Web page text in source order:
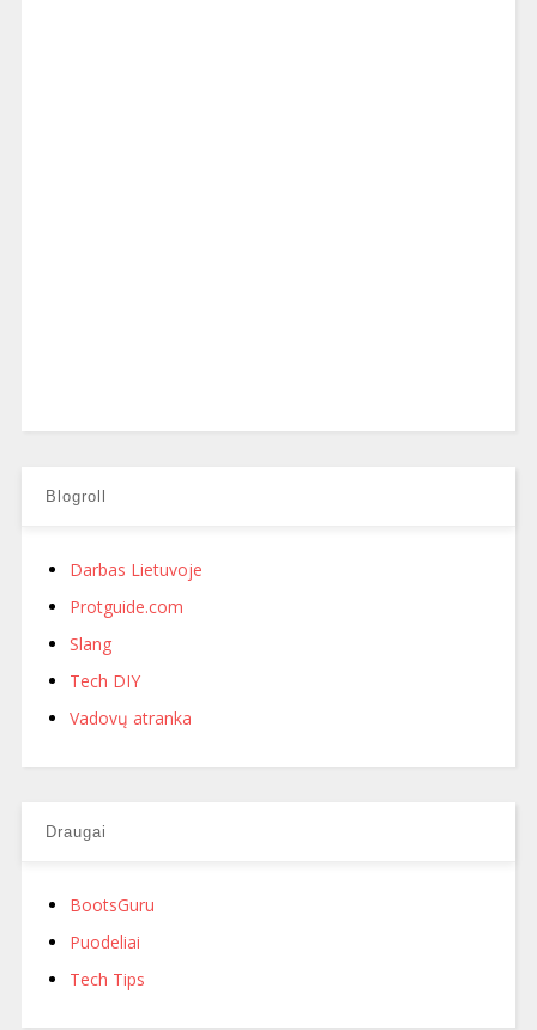
Blogroll
Darbas Lietuvoje
Protguide.com
Slang
Tech DIY
Vadovų atranka
Draugai
BootsGuru
Puodeliai
Tech Tips